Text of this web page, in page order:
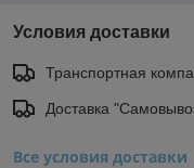
Условия доставки
Транспортная
Доставка
Все условия доставки